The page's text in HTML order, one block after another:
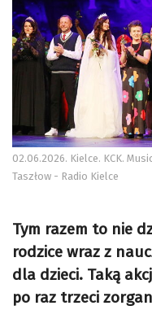
02.06.2026. Kielce. KCK.
Taszłow - Radio Kielce
Tym razem to nie
rodzice wraz z
dla dzieci. Taką
po raz trzeci